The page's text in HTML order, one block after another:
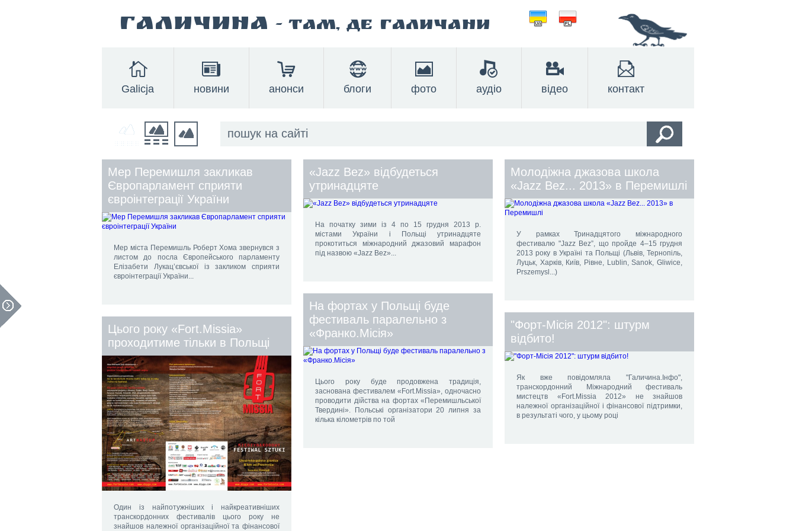
Галичина - там, де Галичани
Galicja новини анонси блоги фото аудіо відео контакт
Мер Перемишля закликав
Європарламент сприяти
євроінтеграції України
Мер міста Перемишль Роберт Хома звернувся з
листом до посла Європейського парламенту
Елізабети Лукац’євської із закликом сприяти
євроінтеграції України...
«Jazz Bez» відбудеться
утринадцяте
На початку зими із 4 по 15 грудня 2013 р.
містами України і Польщі утринадцяте
прокотиться міжнародний джазовий марафон
під назвою «Jazz Bez»...
Молодіжна джазова школа
«Jazz Bez... 2013» в Перемишлі
У рамках Тринадцятого міжнародного
фестивалю "Jazz Bez”, що пройде 4–15 грудня
2013 року в Україні та Польщі (Львів, Тернопіль,
Луцьк, Харків, Київ, Рівне, Lublin, Sanok, Gliwice,
Prszemysl...)
На фортах у Польщі буде
фестиваль паралельно з
«Франко.Місія»
Цього року буде продовжена традиція,
заснована фестивалем «Fort.Missia», одночасно
проводити дійства на фортах «Перемишльської
Твердині». Польські організатори 20 липня за
кілька кілометрів по той
"Форт-Місія 2012": штурм
відбито!
Як вже повідомляла "Галичина.Інфо",
транскордонний Міжнародний фестиваль
мистецтв «Fort.Мissia 2012» не знайшов
належної організаційної і фінансової підтримки,
в результаті чого, у цьому році
Цього року «Fort.Missia»
проходитиме тільки в Польщі
Один із найпотужніших і найкреативніших
транскордонних фестивалів цього року не
знайшов належної організаційної та фінансової